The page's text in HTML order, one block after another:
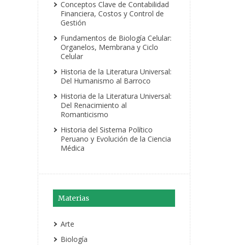
Conceptos Clave de Contabilidad
Financiera, Costos y Control de
Gestión
Fundamentos de Biología Celular:
Organelos, Membrana y Ciclo
Celular
Historia de la Literatura Universal:
Del Humanismo al Barroco
Historia de la Literatura Universal:
Del Renacimiento al
Romanticismo
Historia del Sistema Político
Peruano y Evolución de la Ciencia
Médica
Materias
Arte
Biología